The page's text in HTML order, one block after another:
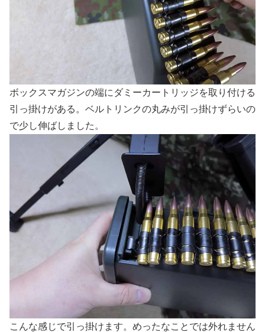
ボックスマガジンの端にダミーカートリッジを取り付ける
引っ掛けがある。ベルトリンクの丸みが引っ掛けずらいの
で少し伸ばしました。
こんな感じで引っ掛けます。めったなことでは外れません